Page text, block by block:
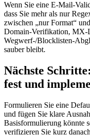
Wenn Sie eine
dass Sie mehr als nur
zwischen „nur Format“
Domain‑Verifikation,
Wegwerf‑/
sauber bleibt.
Nächste
fest und
Formulieren Sie eine
und fügen Sie klare
Basisformulierung könnte
verifizieren Sie kurz